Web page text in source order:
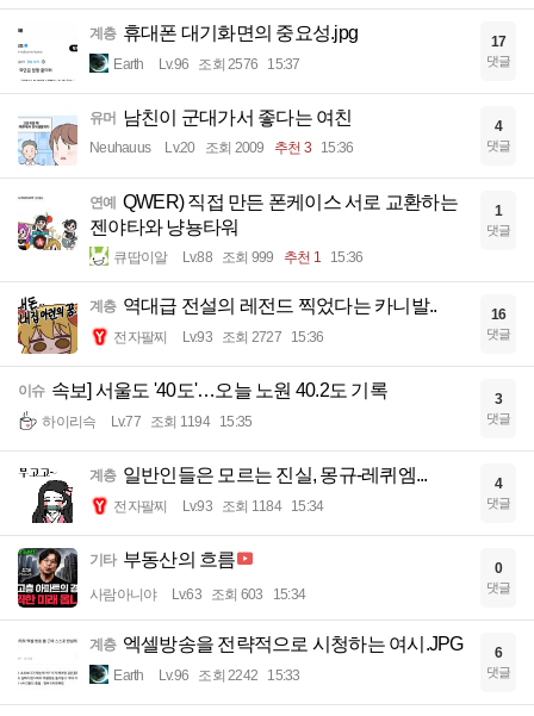
계층 휴대폰 대기화면의 중요성.jpg
Earth Lv.96 조회 2576 15:37
17
댓글
유머 남친이 군대가서 좋다는 여친
Neuhauus Lv.20 조회 2009 추천 3 15:36
4
댓글
연예 QWER) 직접 만든 폰케이스 서로 교환하는
젠야타와 냥뇽타워
큐땁이알 Lv.88 조회 999 추천 1 15:36
1
댓글
계층 역대급 전설의 레전드 찍었다는 카니발..
전자팔찌 Lv.93 조회 2727 15:36
16
댓글
이슈 속보] 서울도 '40도'…오늘 노원 40.2도 기록
하이리슥 Lv.77 조회 1194 15:35
3
댓글
계층 일반인들은 모르는 진실, 몽규-레퀴엠...
전자팔찌 Lv.93 조회 1184 15:34
4
댓글
기타 부동산의 흐름
사람아니야 Lv.63 조회 603 15:34
0
댓글
계층 엑셀방송을 전략적으로 시청하는 여시.JPG
Earth Lv.96 조회 2242 15:33
6
댓글